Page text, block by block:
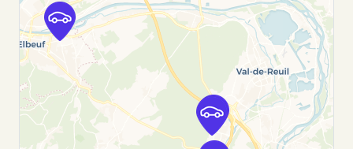
CAUDEBEC-LES-ELBEUF, 76320
Voir l'agence